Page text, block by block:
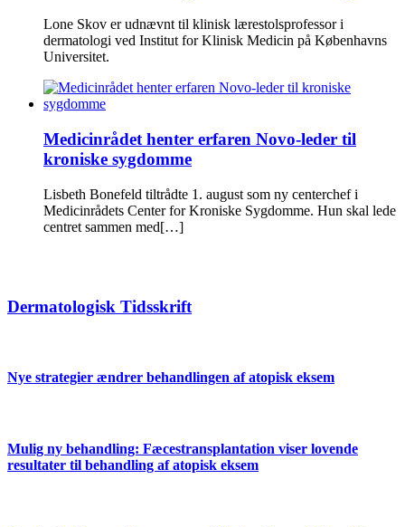
Lone Skov er udnævnt til klinisk lærestolsprofessor i
dermatologi ved Institut for Klinisk Medicin på Københavns
Universitet.
Medicinrådet henter erfaren Novo-leder til
kroniske sygdomme
Lisbeth Bonefeld tiltrådte 1. august som ny centerchef i
Medicinrådets Center for Kroniske Sygdomme. Hun skal lede
centret sammen med[…]
Dermatologisk Tidsskrift
Nye strategier ændrer behandlingen af atopisk eksem
Mulig ny behandling: Fæcestransplantation viser lovende
resultater til behandling af atopisk eksem